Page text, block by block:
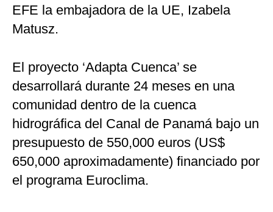
EFE la embajadora de la UE, Izabela
Matusz.
El proyecto ‘Adapta Cuenca’ se
desarrollará durante 24 meses en una
comunidad dentro de la cuenca
hidrográfica del Canal de Panamá bajo un
presupuesto de 550,000 euros (US$
650,000 aproximadamente) financiado por
el programa Euroclima.